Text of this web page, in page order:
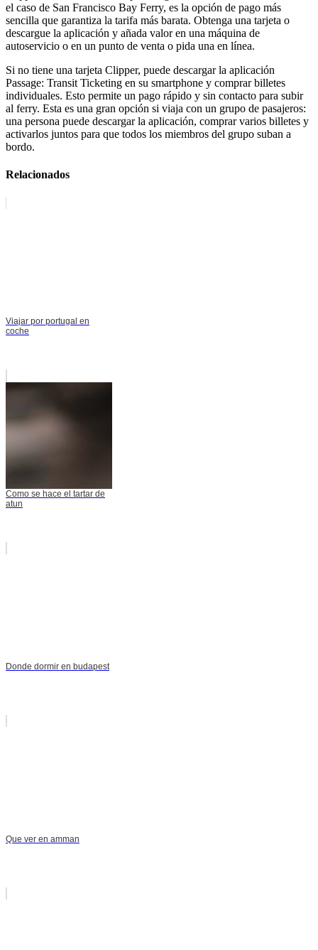
el caso de San Francisco Bay Ferry, es la opción de pago más
sencilla que garantiza la tarifa más barata. Obtenga una tarjeta o
descargue la aplicación y añada valor en una máquina de
autoservicio o en un punto de venta o pida una en línea.
Si no tiene una tarjeta Clipper, puede descargar la aplicación
Passage: Transit Ticketing en su smartphone y comprar billetes
individuales. Esto permite un pago rápido y sin contacto para subir
al ferry. Esta es una gran opción si viaja con un grupo de pasajeros:
una persona puede descargar la aplicación, comprar varios billetes y
activarlos juntos para que todos los miembros del grupo suban a
bordo.
Relacionados
Viajar por portugal en
coche
Como se hace el tartar de
atun
Donde dormir en budapest
Que ver en amman